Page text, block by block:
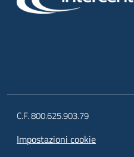
C.F. 800.625.903.79
Impostazioni cookie